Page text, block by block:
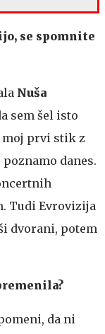
se spomnite
Nuša
sem šel isto
moj prvi stik z
danes.
Tudi Evrovizija
dvorani, potem
da ni